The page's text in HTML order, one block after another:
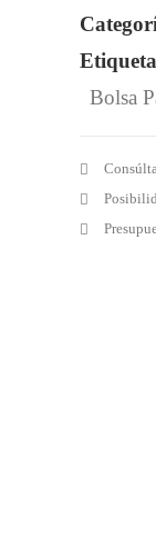
Bolsa